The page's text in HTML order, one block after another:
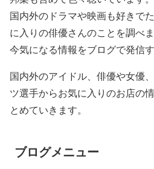
国内外のドラマや映画も好きで
に入りの俳優さんのことを調べ
今気になる情報をブログで発信
国内外のアイドル、俳優や女優
ツ選手からお気に入りのお店の
とめていきます。
ブログメニュー